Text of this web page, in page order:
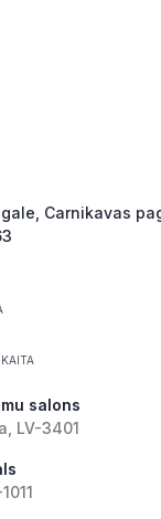
Carnikavas
salons
LV-3401